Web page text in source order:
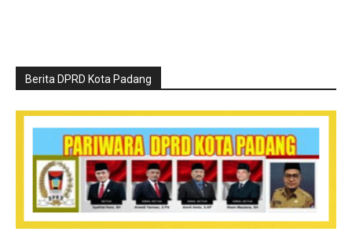
Berita DPRD Kota Padang